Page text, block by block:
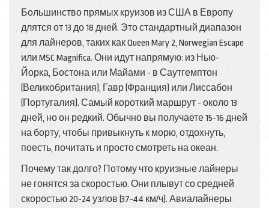
Большинство прямых круизов из США в Европу
длятся от 13 до 18 дней. Это стандартный диапазон
для лайнеров, таких как Queen Mary 2, Norwegian Escape
или MSC Magnifica. Они идут напрямую: из Нью-
Йорка, Бостона или Майами - в Саутгемптон
(Великобритания), Гавр (Франция) или Лиссабон
(Португалия). Самый короткий маршрут - около 13
дней, но он редкий. Обычно вы получаете 15-16 дней
на борту, чтобы привыкнуть к морю, отдохнуть,
поесть, почитать и просто смотреть на океан.
Почему так долго? Потому что круизные лайнеры
не гонятся за скоростью. Они плывут со средней
скоростью 20-24 узлов (37-44 км/ч). Авиалайнеры